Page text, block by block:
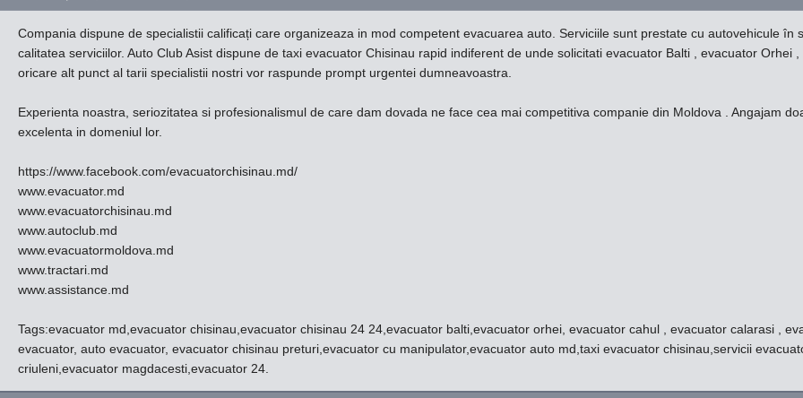
Compania dispune de specialistii calificați care organizeaza in mod competent evacuarea auto. Serviciile sunt prestate cu autovehicule
calitatea serviciilor. Auto Club Asist dispune de taxi evacuator Chisinau rapid indiferent de unde solicitati evacuator Balti , evacuator
oricare alt punct al tarii specialistii nostri vor raspunde prompt urgentei dumneavoastra.
Experienta noastra, seriozitatea si profesionalismul de care dam dovada ne face cea mai competitiva companie din Moldova . Angajam
excelenta in domeniul lor.
https://www.facebook.com/evacuatorchisinau.md/
www.evacuator.md
www.evacuatorchisinau.md
www.autoclub.md
www.evacuatormoldova.md
www.tractari.md
www.assistance.md
Tags:evacuator md,evacuator chisinau,evacuator chisinau 24 24,evacuator balti,evacuator orhei, evacuator cahul , evacuator calarasi ,
evacuator, auto evacuator, evacuator chisinau preturi,evacuator cu manipulator,evacuator auto md,taxi evacuator chisinau,servicii
criuleni,evacuator magdacesti,evacuator 24.